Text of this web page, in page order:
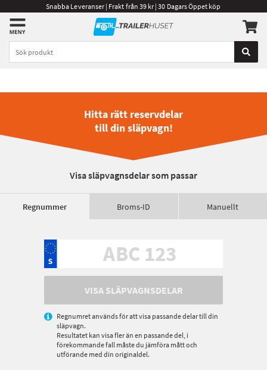
Snabba Leveranser | Frakt från 39 kr | 30 Dagars Öppet köp
Hitta rätt reservdelar
till din släpvagn!
Visa släpvagnsdelar som passar
Regnummer Broms-ID Manuellt
VISA SLÄPVAGNSDELAR
Regnumret används för att visa passande delar till din
släpvagn.
Resultatet kan visa fler än en passande del, i
förekommande fall måste du jämföra mått och
utförande med din originaldel.